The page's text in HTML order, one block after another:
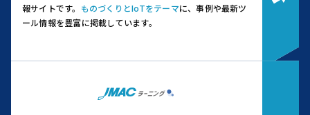
報サイトです。 ものづくりとIoTをテーマに、事例や最新ツ
ール情報を豊富に掲載しています。